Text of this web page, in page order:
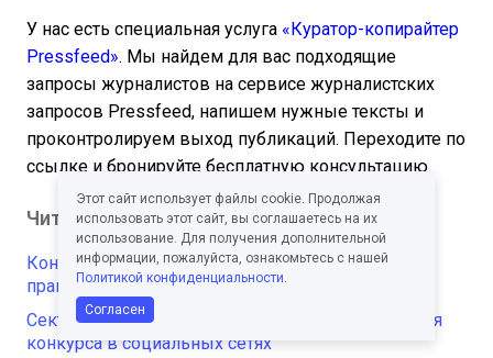
У нас есть специальная услуга «Куратор-копирайтер
Pressfeed». Мы найдем для вас подходящие
запросы журналистов на сервисе журналистских
запросов Pressfeed, напишем нужные тексты и
проконтролируем выход публикаций. Переходите по
ссылке и бронируйте бесплатную консультацию.
Читайте также
Конференция «СММ-прорыв-2026», три дня
практики по продвижению в социальных сетях
Сектор приз на барабане. 50 идей для проведения
конкурса в социальных сетях
Этот сайт использует файлы cookie. Продолжая
использовать этот сайт, вы соглашаетесь на их
использование. Для получения дополнительной
информации, пожалуйста, ознакомьтесь с нашей
Политикой конфиденциальности.
Согласен